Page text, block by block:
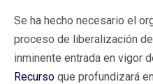
Se ha hecho necesario el
proceso de liberalización
inminente entrada en vigor
Recurso que profundizará